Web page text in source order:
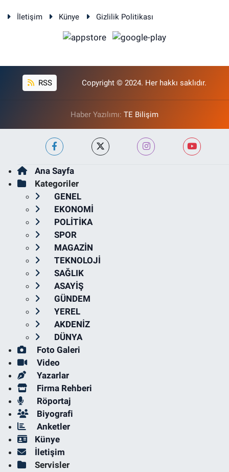
İletişim Künye Gizlilik Politikası
RSS Copyright © 2024. Her hakkı saklıdır.
Haber Yazılımı: TE Bilişim
Ana Sayfa
Kategoriler
GENEL
EKONOMİ
POLİTİKA
SPOR
MAGAZİN
TEKNOLOJİ
SAĞLIK
ASAYİŞ
GÜNDEM
YEREL
AKDENİZ
DÜNYA
Foto Galeri
Video
Yazarlar
Firma Rehberi
Röportaj
Biyografi
Anketler
Künye
İletişim
Servisler